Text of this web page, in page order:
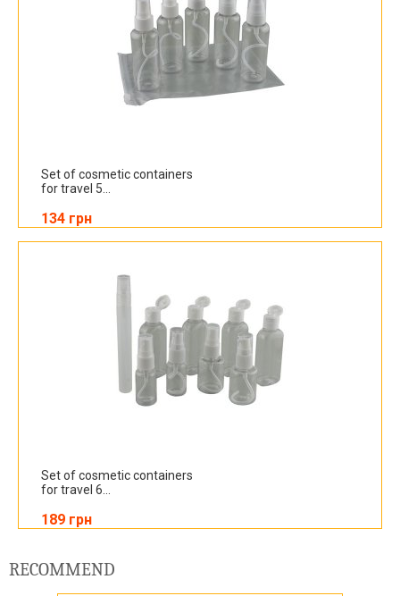
Set of cosmetic containers
for travel 5...
134 грн
Set of cosmetic containers
for travel 6...
189 грн
RECOMMEND